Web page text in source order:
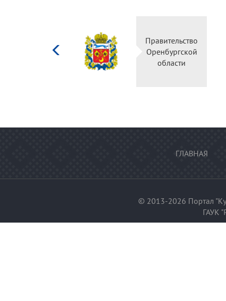
Правительство
Оренбургской
области
ГЛАВНАЯ
© 2013-2026 Портал
ГАУК